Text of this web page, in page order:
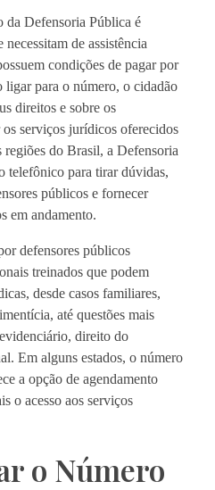
da Defensoria Pública é
de assistência
condições de pagar por
para o número, o cidadão
direitos e sobre os
os serviços jurídicos oferecidos
do Brasil, a Defensoria
telefônico para tirar dúvidas,
públicos e fornecer
em andamento.
defensores públicos
treinados que podem
desde casos familiares,
até questões mais
direito do
Em alguns estados, o número
a opção de agendamento
o acesso aos serviços
o Número